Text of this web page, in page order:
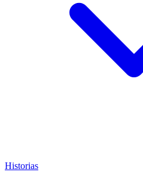
Historias